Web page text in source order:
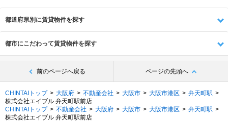
都道府県別に賃貸物件を探す
都市にこだわって賃貸物件を探す
前のページへ戻る ページの先頭へ
CHINTAIトップ 大阪府 不動産会社 大阪市 大阪市港区
弁天町駅
株式会社エイブル 弁天町駅前店
CHINTAIトップ
不動産会社 大阪府 大阪市 大阪市港区
弁天町駅
株式会社エイブル 弁天町駅前店